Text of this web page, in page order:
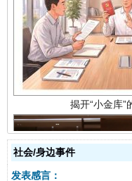
揭开“小金库”
社会/身边事件
发表感言：